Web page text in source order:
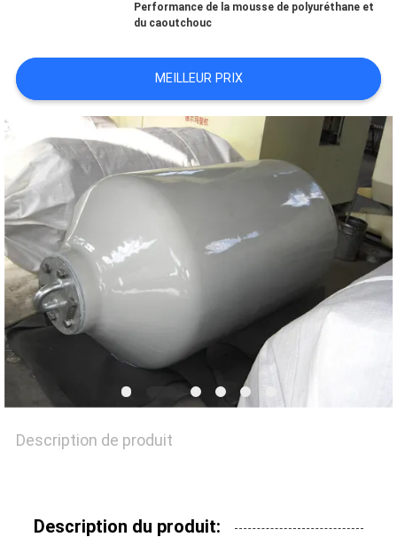
DE
QUALITÉ
CONTACTEZ-
NOUS
NOUVELLES
CAS
PLAN
PRIVACY
Performance de la mousse de polyuréthane et
du caoutchouc
MEILLEUR PRIX
Description de produit
Description du produit: